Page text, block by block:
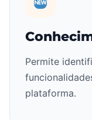
Permite
plataforma.